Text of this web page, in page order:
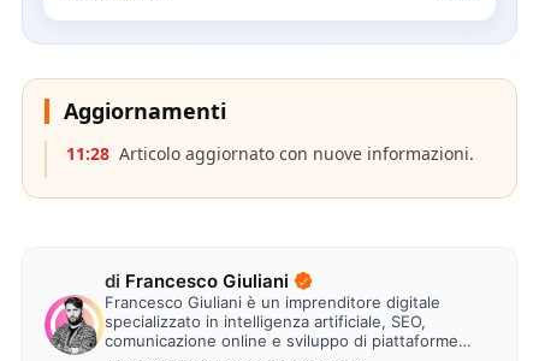
Aggiornamenti
11:28 Articolo aggiornato con nuove informazioni.
di Francesco Giuliani
Francesco Giuliani è un imprenditore digitale
specializzato in intelligenza artificiale, SEO,
comunicazione online e sviluppo di piattaforme